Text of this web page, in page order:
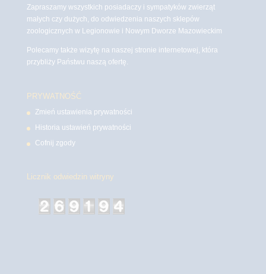
Zapraszamy wszystkich posiadaczy i sympatyków zwierząt
małych czy dużych, do odwiedzenia naszych sklepów
zoologicznych w Legionowie i Nowym Dworze Mazowieckim
Polecamy także wizytę na naszej stronie internetowej, która
przybliży Państwu naszą ofertę.
PRYWATNOŚĆ
Zmień ustawienia prywatności
Historia ustawień prywatności
Cofnij zgody
Licznik odwiedzin witryny